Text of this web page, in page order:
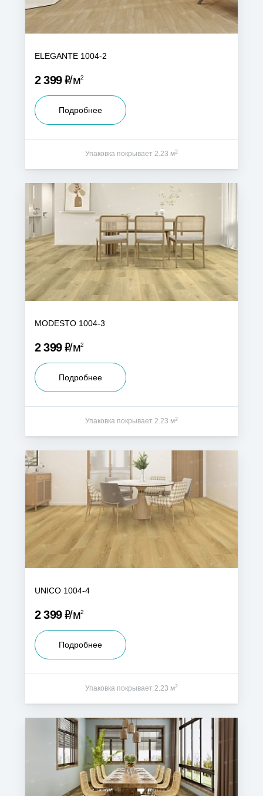
ELEGANTE 1004-2
2 399Р м2
Подробнее
Упаковка покрывает 2.23 м2
MODESTO 1004-3
2 399Р м2
Подробнее
Упаковка покрывает 2.23 м2
UNICO 1004-4
2 399Р м2
Подробнее
Упаковка покрывает 2.23 м2